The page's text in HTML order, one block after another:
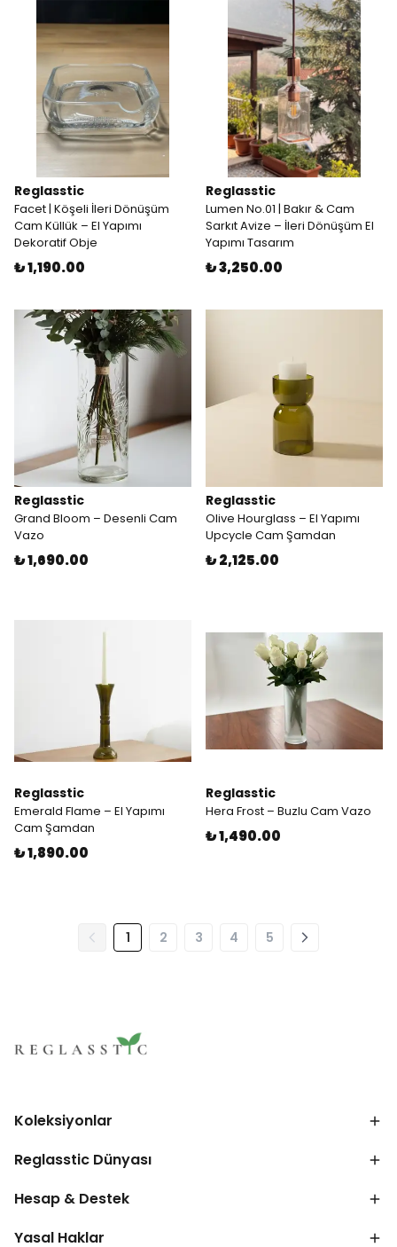
Reglasstic
Facet | Köşeli İleri Dönüşüm
Cam Küllük – El Yapımı
Dekoratif Obje
₺ 1,190.00
Reglasstic
Lumen No.01 | Bakır & Cam
Sarkıt Avize – İleri Dönüşüm El
Yapımı Tasarım
₺ 3,250.00
Reglasstic
Grand Bloom – Desenli Cam
Vazo
₺ 1,690.00
Reglasstic
Olive Hourglass – El Yapımı
Upcycle Cam Şamdan
₺ 2,125.00
Reglasstic
Emerald Flame – El Yapımı
Cam Şamdan
₺ 1,890.00
Reglasstic
Hera Frost – Buzlu Cam Vazo
₺ 1,490.00
1 2 3 4 5
Koleksiyonlar
Reglasstic Dünyası
Hesap & Destek
Yasal Haklar